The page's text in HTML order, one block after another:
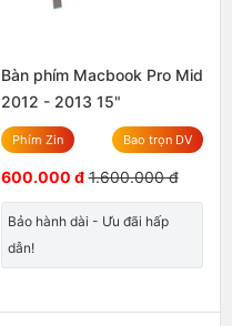
Bàn phím Macbook Pro Mid
2012 - 2013 15"
Phím Zin Bao trọn DV
600.000 đ 1.600.000 đ
Bảo hành dài - Ưu đãi hấp
dẫn!